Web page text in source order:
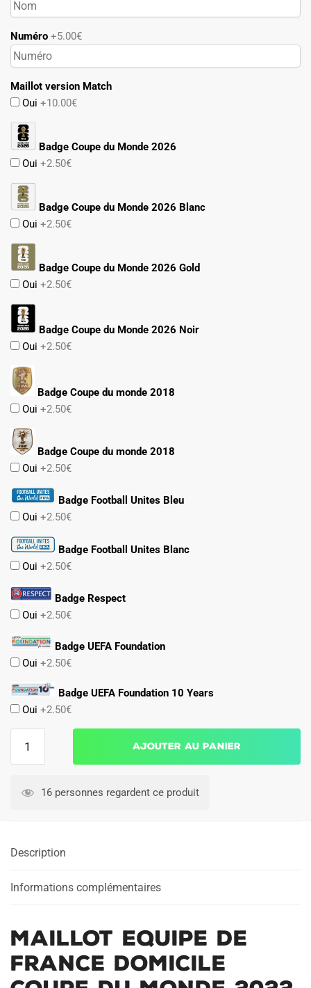
Numéro +5.00€
Maillot version Match
Oui +10.00€
Badge Coupe du Monde 2026
Oui +2.50€
Badge Coupe du Monde 2026 Blanc
Oui +2.50€
Badge Coupe du Monde 2026 Gold
Oui +2.50€
Badge Coupe du Monde 2026 Noir
Oui +2.50€
Badge Coupe du monde 2018
Oui +2.50€
Badge Coupe du monde 2018
Oui +2.50€
Badge Football Unites Bleu
Oui +2.50€
Badge Football Unites Blanc
Oui +2.50€
Badge Respect
Oui +2.50€
Badge UEFA Foundation
Oui +2.50€
Badge UEFA Foundation 10 Years
Oui +2.50€
EQUIPE
COUPE
MONDE
Ajouter au panier
16 personnes regardent ce produit
Description
Informations complémentaires
MAILLOT EQUIPE DE
FRANCE DOMICILE